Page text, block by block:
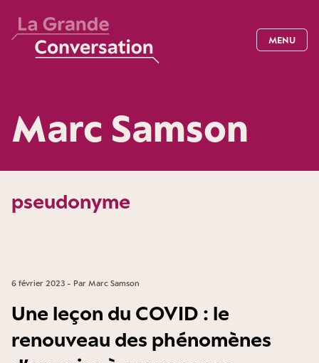
MENU
Marc Samson
pseudonyme
6 février 2023 - Par Marc Samson
Une leçon du COVID : le
renouveau des phénomènes